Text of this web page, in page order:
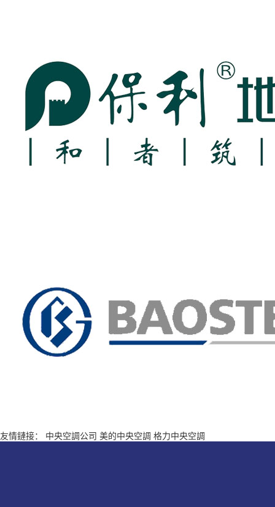
友情鏈接： 中央空調公司 美的中央空調 格力中央空調